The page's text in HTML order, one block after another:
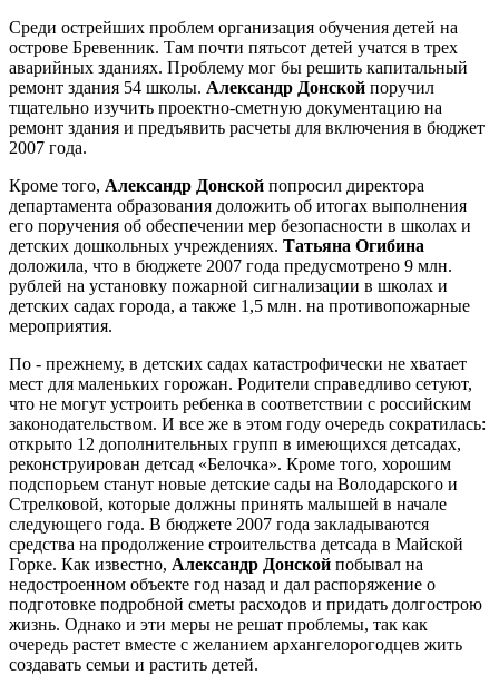
Среди острейших проблем организация обучения детей на
острове Бревенник. Там почти пятьсот детей учатся в трех
аварийных зданиях. Проблему мог бы решить капитальный
ремонт здания 54 школы. Александр Донской поручил
тщательно изучить проектно-сметную документацию на
ремонт здания и предъявить расчеты для включения в бюджет
2007 года.
Кроме того, Александр Донской попросил директора
департамента образования доложить об итогах выполнения
его поручения об обеспечении мер безопасности в школах и
детских дошкольных учреждениях. Татьяна Огибина
доложила, что в бюджете 2007 года предусмотрено 9 млн.
рублей на установку пожарной сигнализации в школах и
детских садах города, а также 1,5 млн. на противопожарные
мероприятия.
По - прежнему, в детских садах катастрофически не хватает
мест для маленьких горожан. Родители справедливо сетуют,
что не могут устроить ребенка в соответствии с российским
законодательством. И все же в этом году очередь сократилась:
открыто 12 дополнительных групп в имеющихся детсадах,
реконструирован детсад «Белочка». Кроме того, хорошим
подспорьем станут новые детские сады на Володарского и
Стрелковой, которые должны принять малышей в начале
следующего года. В бюджете 2007 года закладываются
средства на продолжение строительства детсада в Майской
Горке. Как известно, Александр Донской побывал на
недостроенном объекте год назад и дал распоряжение о
подготовке подробной сметы расходов и придать долгострою
жизнь. Однако и эти меры не решат проблемы, так как
очередь растет вместе с желанием архангелорогодцев жить
создавать семьи и растить детей.